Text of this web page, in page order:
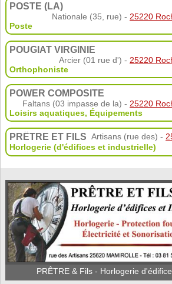
POSTE (LA)
Nationale (35, rue) - 25220
Poste
POUGIAT VIRGINIE
Arcier (01 rue d') - 25220
Orthophoniste
POWER COMPOSITE
Faltans (03 impasse de la) - 25220
Loisirs aquatiques, Équipements
PRÊTRE ET FILS Artisans (rue des) -
Horlogerie (d'édifices et industrielle)
PRÊTRE & Fils - Horlogerie